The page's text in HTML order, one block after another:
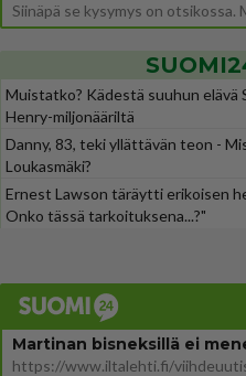
Muistatko? Kädestä suuhun elävä
Henry-miljonääriltä
Danny, 83, teki yllättävän teon -
Loukasmäki?
Ernest Lawson täräytti erikoisen
Onko tässä tarkoituksena...?"
Martinan bisneksillä ei